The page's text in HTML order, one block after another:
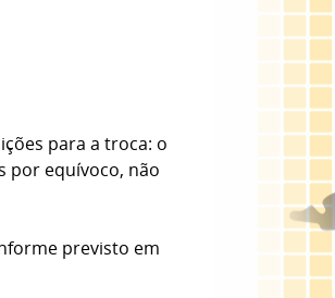
para a troca: o
por equívoco, não
previsto em